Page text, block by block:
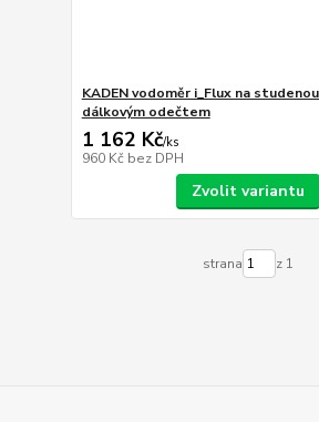
KADEN vodoměr i_Flux na
dálkovým odečtem
1 162 Kč/ks
960 Kč bez DPH
Zvolit variantu
strana z 1